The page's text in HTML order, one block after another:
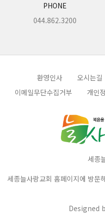
PHONE
044.862.3200
환영인사 오시는길
이메일무단수집거부
개인
세종
세종늘사랑교회 홈페이지에 방문
Designed